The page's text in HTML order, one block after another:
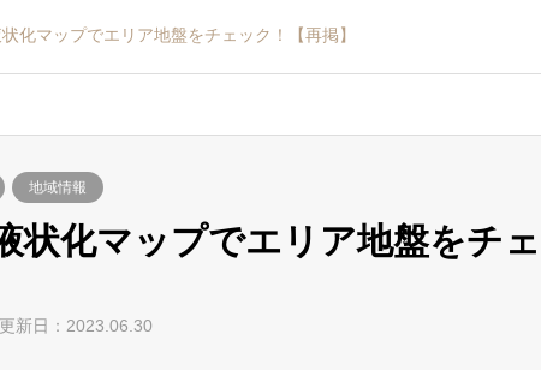
化マップでエリア地盤をチェック！【再掲】
地域情報
状化マップでエリア地盤をチ
新日：2023.06.30